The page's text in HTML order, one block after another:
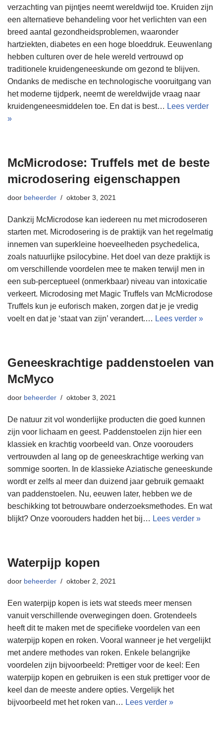
verzachting van pijntjes neemt wereldwijd toe. Kruiden zijn
een alternatieve behandeling voor het verlichten van een
breed aantal gezondheidsproblemen, waaronder
hartziekten, diabetes en een hoge bloeddruk. Eeuwenlang
hebben culturen over de hele wereld vertrouwd op
traditionele kruidengeneeskunde om gezond te blijven.
Ondanks de medische en technologische vooruitgang van
het moderne tijdperk, neemt de wereldwijde vraag naar
kruidengeneesmiddelen toe. En dat is best… Lees verder
»
McMicrodose: Truffels met de beste
microdosering eigenschappen
door beheerder oktober 3, 2021
Dankzij McMicrodose kan iedereen nu met microdoseren
starten met. Microdosering is de praktijk van het regelmatig
innemen van superkleine hoeveelheden psychedelica,
zoals natuurlijke psilocybine. Het doel van deze praktijk is
om verschillende voordelen mee te maken terwijl men in
een sub-perceptueel (onmerkbaar) niveau van intoxicatie
verkeert. Microdosing met Magic Truffels van McMicrodose
Truffels kun je euforisch maken, zorgen dat je je vredig
voelt en dat je ‘staat van zijn’ verandert.… Lees verder »
Geneeskrachtige paddenstoelen van
McMyco
door beheerder oktober 3, 2021
De natuur zit vol wonderlijke producten die goed kunnen
zijn voor lichaam en geest. Paddenstoelen zijn hier een
klassiek en krachtig voorbeeld van. Onze voorouders
vertrouwden al lang op de geneeskrachtige werking van
sommige soorten. In de klassieke Aziatische geneeskunde
wordt er zelfs al meer dan duizend jaar gebruik gemaakt
van paddenstoelen. Nu, eeuwen later, hebben we de
beschikking tot betrouwbare onderzoeksmethodes. En wat
blijkt? Onze voorouders hadden het bij… Lees verder »
Waterpijp kopen
door beheerder oktober 2, 2021
Een waterpijp kopen is iets wat steeds meer mensen
vanuit verschillende overwegingen doen. Grotendeels
heeft dit te maken met de specifieke voordelen van een
waterpijp kopen en roken. Vooral wanneer je het vergelijkt
met andere methodes van roken. Enkele belangrijke
voordelen zijn bijvoorbeeld: Prettiger voor de keel: Een
waterpijp kopen en gebruiken is een stuk prettiger voor de
keel dan de meeste andere opties. Vergelijk het
bijvoorbeeld met het roken van… Lees verder »